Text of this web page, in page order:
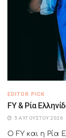
EDITOR PICK
FY & Ρία
5 ΑΥΓΟΎΣΤΟΥ 2026
Ο FY και η Ρία